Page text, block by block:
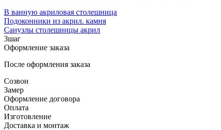
В ванную акриловая столешница
Подоконники из акрил. камня
Санузлы столешницы акрил
3шаг
Оформление заказа
После оформления заказа
Созвон
Замер
Оформление договора
Оплата
Изготовление
Доставка и монтаж